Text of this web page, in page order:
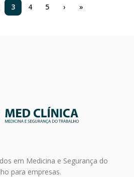
3 4 5 › »
em Medicina e Segurança do
para empresas.